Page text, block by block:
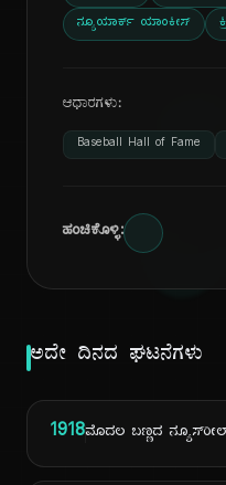
ನ್ಯೂಯಾರ್ಕ್ ಯಾಂಕೀಸ್
ಆಧಾರಗಳು:
Baseball Hall of Fame
ಹಂಚಿಕೊಳ್ಳಿ:
ಅದೇ ದಿನದ ಘಟನೆಗಳು
1918ಮೊದಲ ಬಣ್ಣದ